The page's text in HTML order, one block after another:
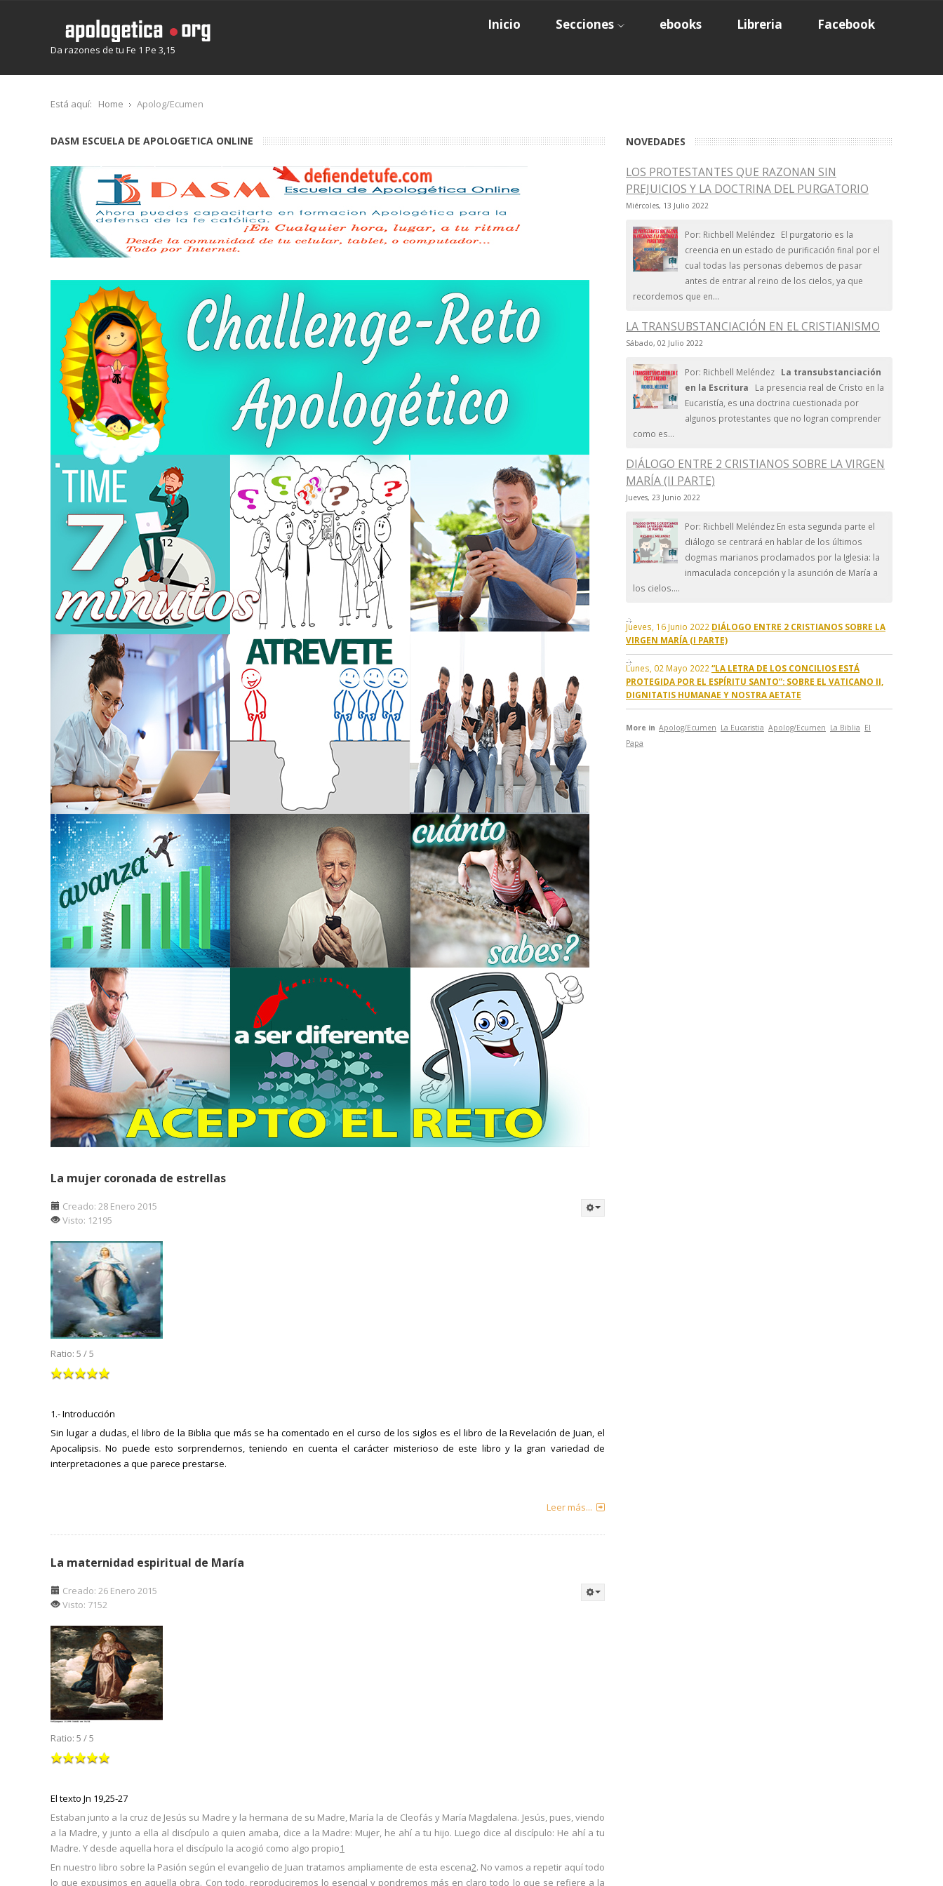
Da razones de tu Fe 1 Pe 3,15
Inicio Secciones ebooks Libreria Facebook
Está aquí: Home Apolog/Ecumen
DASM ESCUELA DE APOLOGETICA ONLINE
La mujer coronada de estrellas
Creado: 28 Enero 2015
Visto: 12195
Ratio: 5 /5
1.- Introducción
Sin lugar a dudas, el libro de la Biblia que más se ha comentado en el curso de los siglos es el libro de la Revelación de Juan, el
Apocalipsis. No puede esto sorprendernos, teniendo en cuenta el carácter misterioso de este libro y la gran variedad de
interpretaciones a que parece prestarse.
Leer más...
La maternidad espiritual de María
Creado: 26 Enero 2015
Visto: 7152
Ratio: 5 /5
El texto Jn 19,25‑27
Estaban junto a la cruz de Jesús su Madre y la hermana de su Madre, María la de Cleofás y María Magdalena. Jesús, pues, viendo
a la Madre, y junto a ella al discípulo a quien amaba, dice a la Madre: Mujer, he ahí a tu hijo. Luego dice al discípulo: He ahí a tu
Madre. Y desde aquella hora el discípulo la acogió como algo propio1
En nuestro libro sobre la Pasión según el evangelio de Juan tratamos ampliamente de esta escena2. No vamos a repetir aquí todo
lo que expusimos en aquella obra. Con todo, reproduciremos lo esencial y pondremos más en claro todo lo que se refiere a la
NOVEDADES
LOS PROTESTANTES QUE RAZONAN SIN
PREJUICIOS Y LA DOCTRINA DEL PURGATORIO
Miércoles, 13 Julio 2022
Por: Richbell Meléndez El purgatorio es la
creencia en un estado de purificación final por el
cual todas las personas debemos de pasar
antes de entrar al reino de los cielos, ya que
recordemos que en...
LA TRANSUBSTANCIACIÓN EN EL CRISTIANISMO
Sábado, 02 Julio 2022
Por: Richbell Meléndez La transubstanciación
en la Escritura La presencia real de Cristo en la
Eucaristía, es una doctrina cuestionada por
algunos protestantes que no logran comprender
como es...
DIÁLOGO ENTRE 2 CRISTIANOS SOBRE LA VIRGEN
MARÍA (II PARTE)
Jueves, 23 Junio 2022
Por: Richbell Meléndez En esta segunda parte el
diálogo se centrará en hablar de los últimos
dogmas marianos proclamados por la Iglesia: la
inmaculada concepción y la asunción de María a
los cielos....
Jueves, 16 Junio 2022 DIÁLOGO ENTRE 2 CRISTIANOS SOBRE LA
VIRGEN MARÍA (I PARTE)
Lunes, 02 Mayo 2022 “LA LETRA DE LOS CONCILIOS ESTÁ
PROTEGIDA POR EL ESPÍRITU SANTO”: SOBRE EL VATICANO II,
DIGNITATIS HUMANAE Y NOSTRA AETATE
More in Apolog/Ecumen La Eucaristia Apolog/Ecumen La Biblia El
Papa